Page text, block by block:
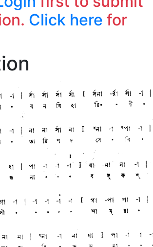
Click here for